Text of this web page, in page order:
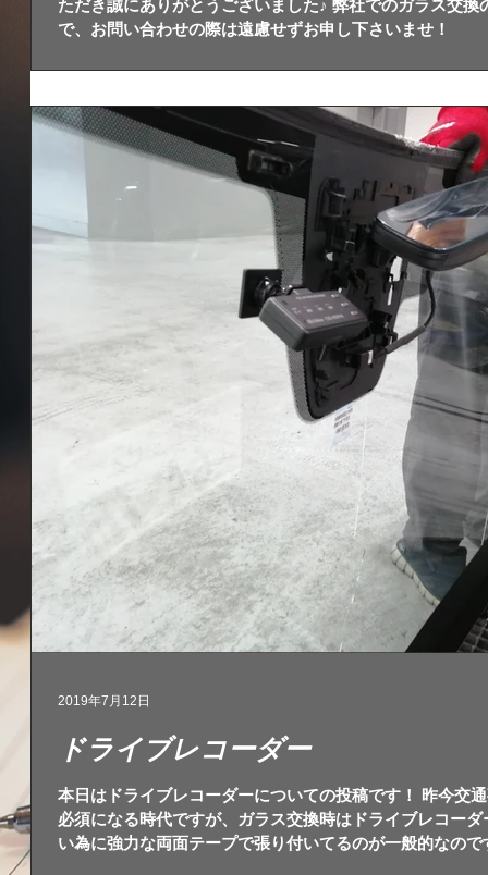
ただき誠にありがとうございました♪ 弊社でのガラス交
で、お問い合わせの際は遠慮せずお申し下さいませ！
ドライブレコーダー
本日はドライブレコーダーについての投稿です！ 昨今交
必須になる時代ですが、ガラス交換時はドライブレコー
い為に強力な両面テープで張り付いてるのが一般的なの
2019年7月12日